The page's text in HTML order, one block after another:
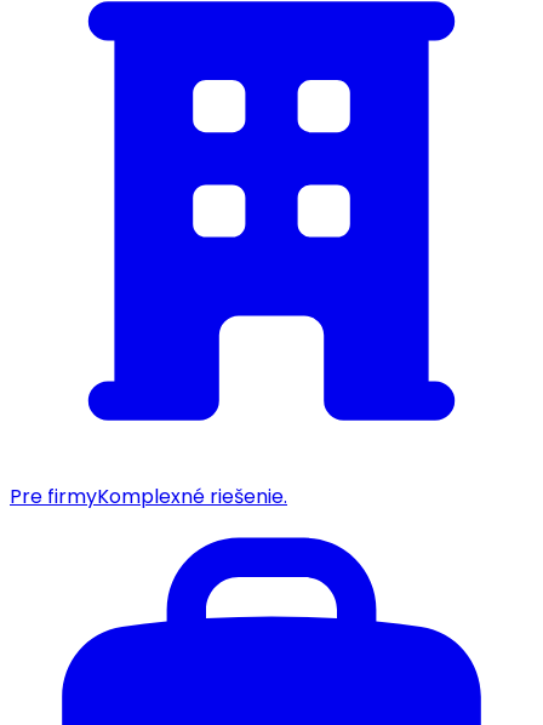
Pre firmyKomplexné riešenie.